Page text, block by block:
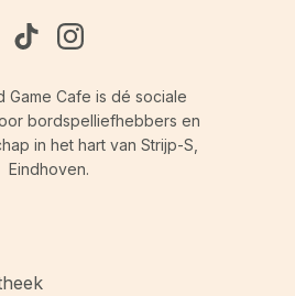
Game Cafe is dé sociale
bordspelliefhebbers en
in het hart van Strijp-S,
Eindhoven.